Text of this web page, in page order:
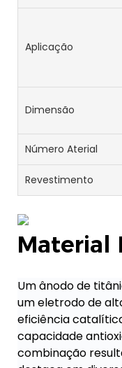
Aplicação
Dimensão
Número Aterial
Revestimento
Material
Um ânodo de
um eletrodo de
eficiência
capacidade
combinação